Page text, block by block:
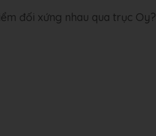
đối xứng nhau qua trục Oy?